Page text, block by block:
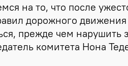
на то, что после
дорожного движения
прежде чем нарушить
комитета Нона